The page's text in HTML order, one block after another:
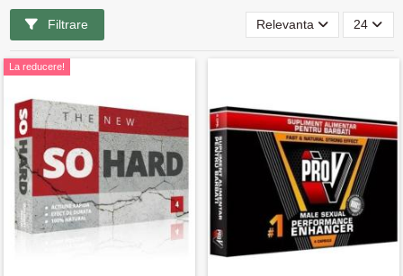
Filtrare Relevanta 24
La reducere!